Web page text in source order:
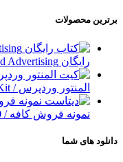
برترین محصولات
رایگان English For Marketing and Advertising
المنتور وردپرس / Anur Elementor Template Kit
نمونه فروش کافه / 10هزار ردیف فارسی
دانلود های شما